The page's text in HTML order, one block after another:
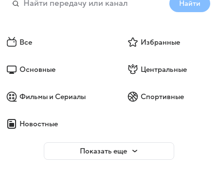
Найти
Все Избранные
Основные Центральные
Фильмы и Сериалы Спортивные
Новостные
Показать еще